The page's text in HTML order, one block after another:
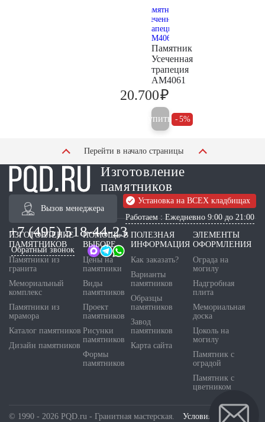
Памятник
Усеченная
трапеция
AM4061
20.700₽
Купить 5%
Перейти в начало страницы
Изготовление
памятников
Вызов менеджера
Установка на ВСЕХ кладбищах
Работаем : Ежедневно 9:00 до 21:00
+7 (495) 518-44-23
Обратный звонок
ИЗГОТОВЛЕНИЕ
ПАМЯТНИКОВ
Памятники из
гранита
Мемориальный
комплекс
Памятники из
мрамора
Каталог памятников
Дизайн памятников
ПОМОЩЬ В
ВЫБОРЕ
Цены на
памятники
Виды
памятников
Проект
памятников
Рисунки
памятников
Формы
памятников
ПОЛЕЗНАЯ
ИНФОРМАЦИЯ
Как заказать?
Варианты
памятников
Образцы
памятников
Завод
памятников
Карта сайта
ЭЛЕМЕНТЫ
ОФОРМЛЕНИЯ
Ограда на
могилу
Надгробная
плита
Мемориальная
доска
Цоколь на
могилу
Памятник с
оградой
Памятник с
цветником
© 1990 - 2026 PQD.ru - Гранитная мастерская. Условия